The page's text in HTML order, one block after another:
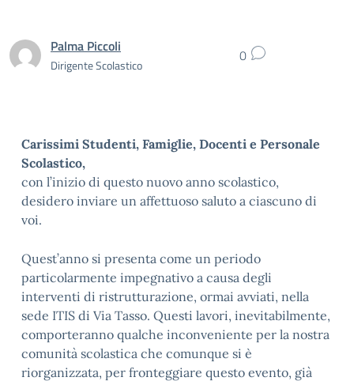
Palma Piccoli
Dirigente Scolastico 0
Carissimi Studenti, Famiglie, Docenti e Personale
Scolastico,
con l’inizio di questo nuovo anno scolastico,
desidero inviare un affettuoso saluto a ciascuno di
voi.
Quest’anno si presenta come un periodo
particolarmente impegnativo a causa degli
interventi di ristrutturazione, ormai avviati, nella
sede ITIS di Via Tasso. Questi lavori, inevitabilmente,
comporteranno qualche inconveniente per la nostra
comunità scolastica che comunque si è
riorganizzata, per fronteggiare questo evento, già